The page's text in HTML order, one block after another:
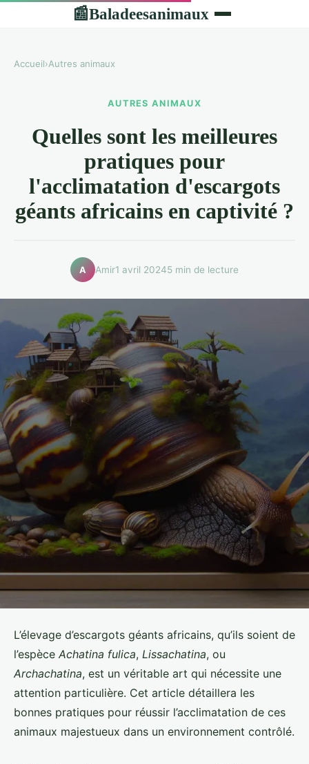
📰Baladeesanimaux
Accueil›Autres animaux
AUTRES ANIMAUX
Quelles sont les meilleures
pratiques pour
l'acclimatation d'escargots
géants africains en captivité ?
A Amir1 avril 20245 min de lecture
L’élevage d’escargots géants africains, qu’ils soient de
l’espèce Achatina fulica, Lissachatina, ou
Archachatina, est un véritable art qui nécessite une
attention particulière. Cet article détaillera les
bonnes pratiques pour réussir l’acclimatation de ces
animaux majestueux dans un environnement contrôlé.